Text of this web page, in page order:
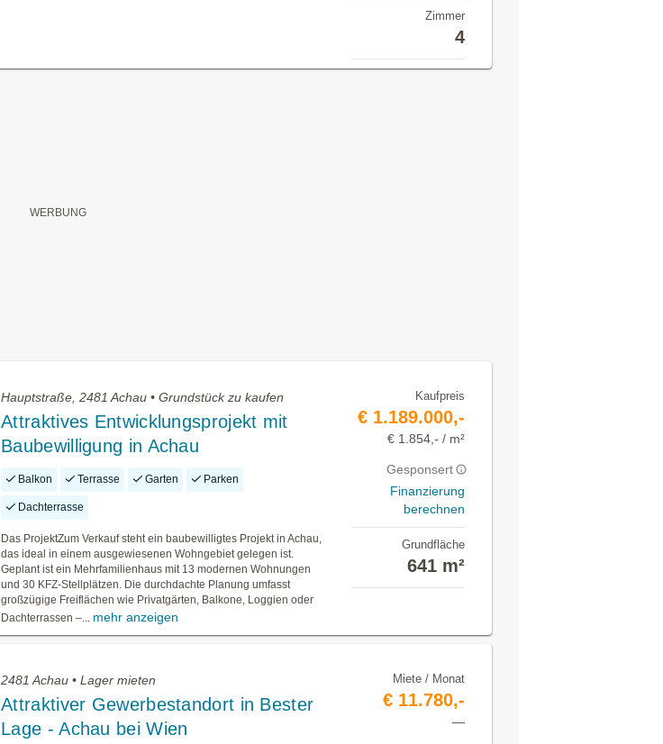
Zimmer
4
Hauptstraße, 2481 Achau • Grundstück zu kaufen
Attraktives Entwicklungsprojekt mit
Baubewilligung in Achau
Balkon Terrasse Garten Parken
Dachterrasse
Das ProjektZum Verkauf steht ein baubewilligtes Projekt in Achau,
das ideal in einem ausgewiesenen Wohngebiet gelegen ist.
Geplant ist ein Mehrfamilienhaus mit 13 modernen Wohnungen
und 30 KFZ-Stellplätzen. Die durchdachte Planung umfasst
großzügige Freiflächen wie Privatgärten, Balkone, Loggien oder
Dachterrassen –... mehr anzeigen
Kaufpreis
€ 1.189.000,-
€ 1.854,- / m²
Gesponsert
Finanzierung
berechnen
Grundfläche
641 m²
2481 Achau • Lager mieten
Attraktiver Gewerbestandort in Bester
Lage - Achau bei Wien
Miete / Monat
€ 11.780,-
—